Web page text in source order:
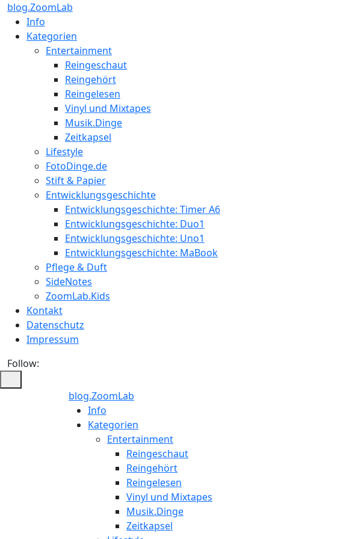
blog.ZoomLab
Info
Kategorien
Entertainment
Reingeschaut
Reingehört
Reingelesen
Vinyl und Mixtapes
Musik.Dinge
Zeitkapsel
Lifestyle
FotoDinge.de
Stift & Papier
Entwicklungsgeschichte
Entwicklungsgeschichte: Timer A6
Entwicklungsgeschichte: Duo1
Entwicklungsgeschichte: Uno1
Entwicklungsgeschichte: MaBook
Pflege & Duft
SideNotes
ZoomLab.Kids
Kontakt
Datenschutz
Impressum
Follow:
blog.ZoomLab
ZoomLab
pers.
Blog
Info
Kategorien
Entertainment
Reingeschaut
Reingehört
Reingelesen
Vinyl und Mixtapes
Musik.Dinge
Zeitkapsel